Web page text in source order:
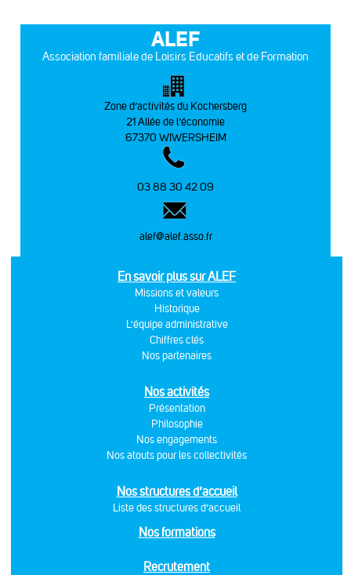
ALEF
Association familiale de Loisirs Educatifs et de Formation
Zone d’activités du Kochersberg
21 Allée de l’économie
67370 WIWERSHEIM
03 88 30 42 09
alef@alef.asso.fr
En savoir plus sur ALEF
Missions et valeurs
Historique
L'équipe administrative
Chiffres clés
Nos partenaires
Nos activités
Présentation
Philosophie
Nos engagements
Nos atouts pour les collectivités
Nos structures d’accueil
Liste des structures d’accueil
Nos formations
Recrutement